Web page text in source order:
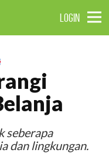
LOGIN
seberapa
dan lingkungan.